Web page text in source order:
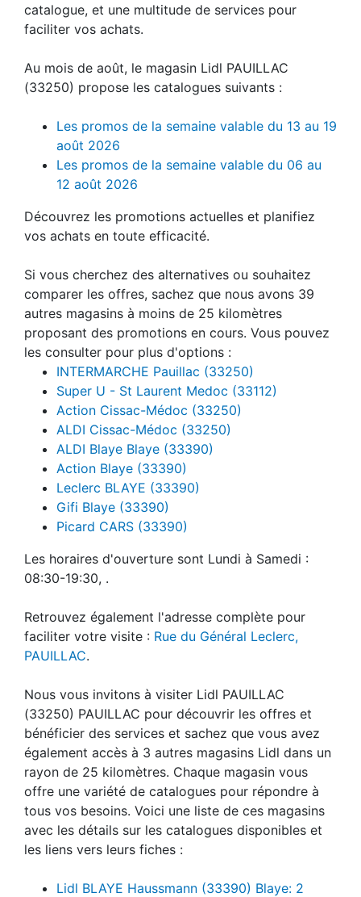
catalogue, et une multitude de services pour
faciliter vos achats.
Au mois de août, le magasin Lidl PAUILLAC
(33250) propose les catalogues suivants :
Les promos de la semaine valable du 13 au 19
août 2026
Les promos de la semaine valable du 06 au
12 août 2026
Découvrez les promotions actuelles et planifiez
vos achats en toute efficacité.
Si vous cherchez des alternatives ou souhaitez
comparer les offres, sachez que nous avons 39
autres magasins à moins de 25 kilomètres
proposant des promotions en cours. Vous pouvez
les consulter pour plus d'options :
INTERMARCHE Pauillac (33250)
Super U - St Laurent Medoc (33112)
Action Cissac-Médoc (33250)
ALDI Cissac-Médoc (33250)
ALDI Blaye Blaye (33390)
Action Blaye (33390)
Leclerc BLAYE (33390)
Gifi Blaye (33390)
Picard CARS (33390)
Les horaires d'ouverture sont Lundi à Samedi :
08:30-19:30, .
Retrouvez également l'adresse complète pour
faciliter votre visite : Rue du Général Leclerc,
PAUILLAC.
Nous vous invitons à visiter Lidl PAUILLAC
(33250) PAUILLAC pour découvrir les offres et
bénéficier des services et sachez que vous avez
également accès à 3 autres magasins Lidl dans un
rayon de 25 kilomètres. Chaque magasin vous
offre une variété de catalogues pour répondre à
tous vos besoins. Voici une liste de ces magasins
avec les détails sur les catalogues disponibles et
les liens vers leurs fiches :
Lidl BLAYE Haussmann (33390) Blaye: 2